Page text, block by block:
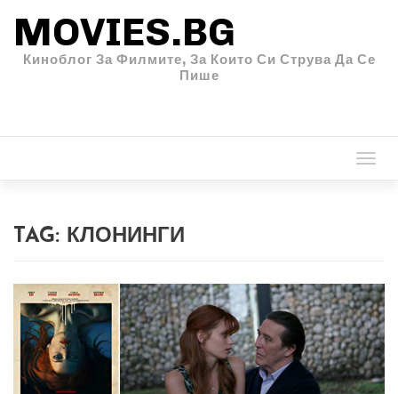
MOVIES.BG
Киноблог За Филмите, За Които Си Струва Да Се
Пише
TAG: КЛОНИНГИ